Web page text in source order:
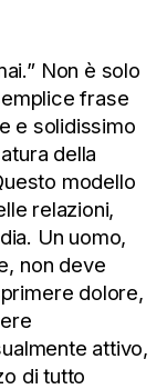
Non è solo
frase
e solidissimo
della
modello
relazioni,
Un uomo,
non deve
dolore,
attivo,
di tutto